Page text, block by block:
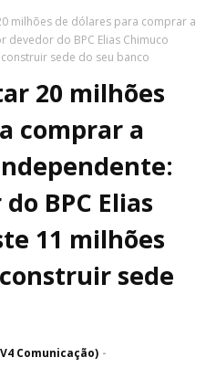
milhões de dólares para comprar a
devedor do BPC Elias Chimuco
sede do seu banco
20 milhões
comprar a
BPC Elias
11 milhões
sede
Comunicação)